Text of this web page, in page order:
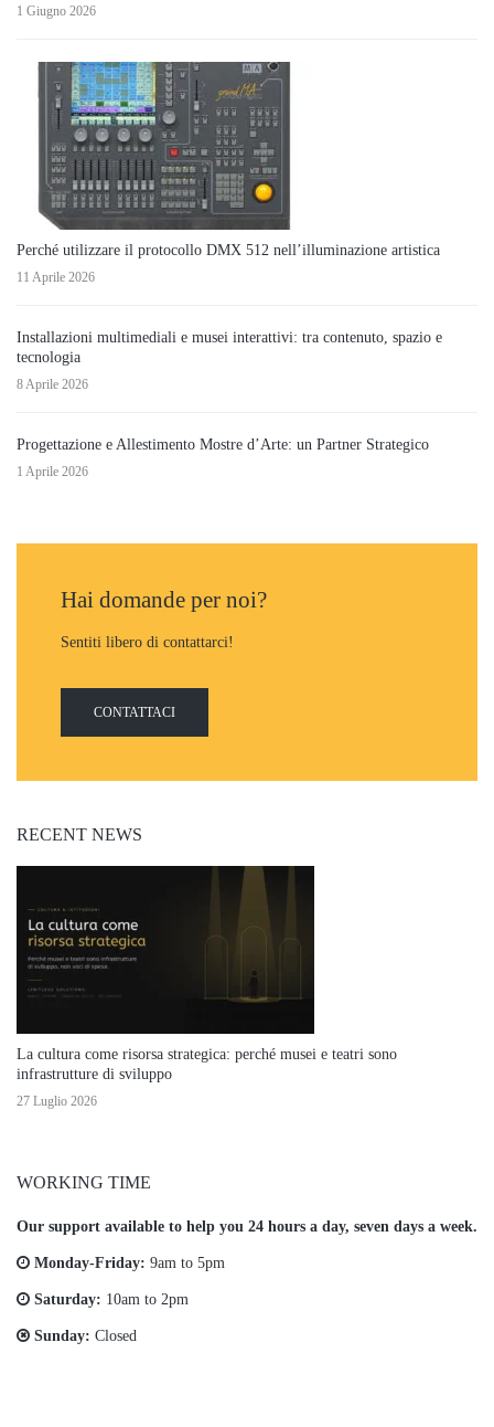
1 Giugno 2026
Perché utilizzare il protocollo DMX 512 nell’illuminazione artistica
11 Aprile 2026
Installazioni multimediali e musei interattivi: tra contenuto, spazio e
tecnologia
8 Aprile 2026
Progettazione e Allestimento Mostre d’Arte: un Partner Strategico
1 Aprile 2026
Hai domande per noi?
Sentiti libero di contattarci!
CONTATTACI
RECENT NEWS
La cultura come risorsa strategica: perché musei e teatri sono
infrastrutture di sviluppo
27 Luglio 2026
WORKING TIME
Our support available to help you 24 hours a day, seven days a week.
Monday-Friday: 9am to 5pm
Saturday: 10am to 2pm
Sunday: Closed